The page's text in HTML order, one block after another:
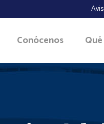
Conócenos